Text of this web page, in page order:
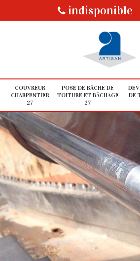
indisponible
COUVREUR
CHARPENTIER
27
POSE DE BÂCHE DE
TOITURE ET BÂCHAGE
27
DE